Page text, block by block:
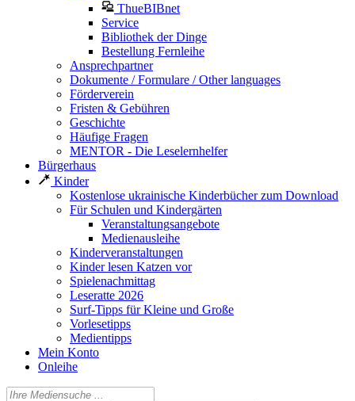
ThueBIBnet
Service
Bibliothek der Dinge
Bestellung Fernleihe
Ansprechpartner
Dokumente / Formulare / Other languages
Förderverein
Fristen & Gebühren
Geschichte
Häufige Fragen
MENTOR - Die Leselernhelfer
Bürgerhaus
Kinder
Kostenlose ukrainische Kinderbücher zum Download
Für Schulen und Kindergärten
Veranstaltungsangebote
Medienausleihe
Kinderveranstaltungen
Kinder lesen Katzen vor
Spielenachmittag
Leseratte 2026
Surf-Tipps für Kleine und Große
Vorlesetipps
Medientipps
Mein Konto
Onleihe